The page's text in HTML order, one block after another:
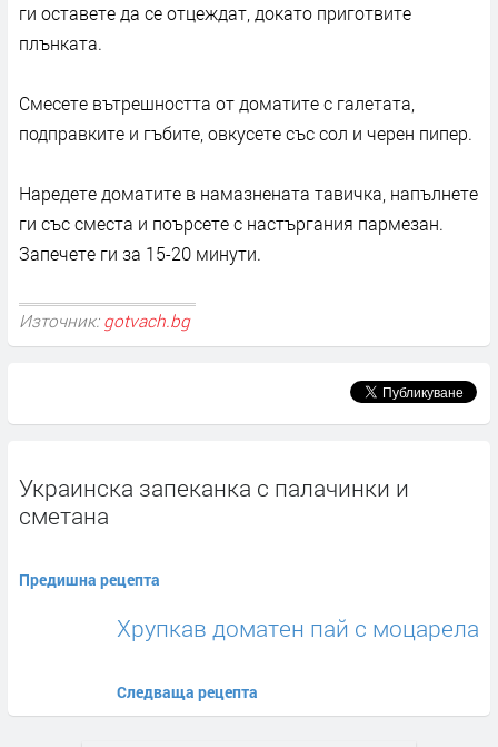
ги оставете да се отцеждат, докато приготвите
плънката.
Смесете вътрешността от доматите с галетата,
подправките и гъбите, овкусете със сол и черен пипер.
Наредете доматите в намазнената тавичка, напълнете
ги със сместа и поърсете с настъргания пармезан.
Запечете ги за 15-20 минути.
Източник: gotvach.bg
Украинска запеканка с палачинки и
сметана
Предишна рецепта
Хрупкав доматен пай с моцарела
Следваща рецепта